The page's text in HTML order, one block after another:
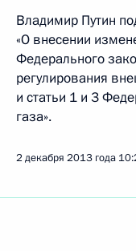
Владимир Путин
«О внесении
Федерального
регулирования
и статьи 1 и 3
газа».
2 декабря 2013 года